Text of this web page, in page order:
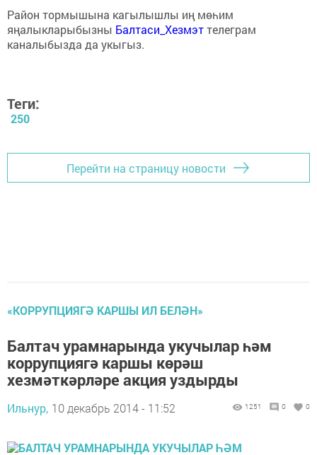
Район тормышына кагылышлы иң мөһим
яңалыкларыбызны Балтаси_Хезмэттелеграм
каналыбызда да укыгыз.
Теги:
250
Перейти на страницу новости
«КОРРУПЦИЯГӘ КАРШЫ ИЛ БЕЛӘН»
Балтач урамнарында укучылар һәм
коррупциягә каршы көрәш
хезмәткәрләре акция уздырды
Ильнур, 10 декабрь 2014 - 11:52 1251 0 0